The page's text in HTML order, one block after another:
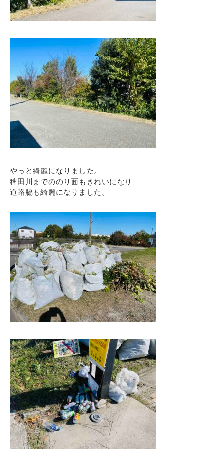
やっと綺麗になりました。
稗田川までののり面もきれいになり
道路脇も綺麗になりました。